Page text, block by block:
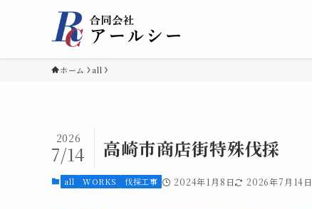
ホーム all
高崎市商店街特殊伐採
2026
7/14
all WORKS 伐採工事 2024年1月8日 2026年7月14日